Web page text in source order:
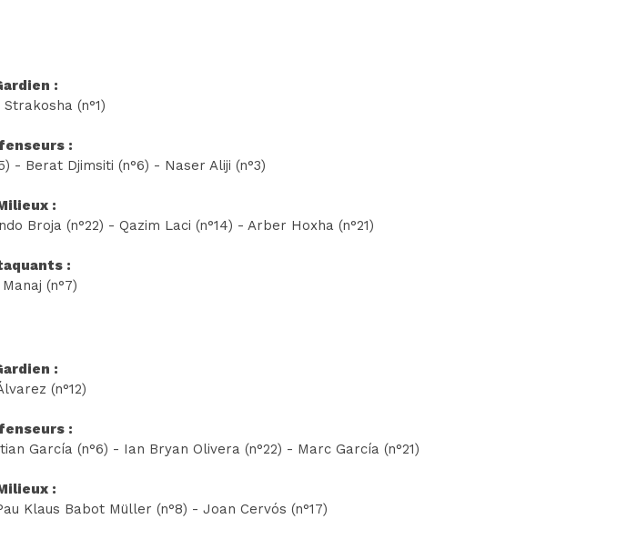
:
(n°1)
:
- Berat Djimsiti (n°6) - Naser Aliji (n°3)
:
Broja (n°22) - Qazim Laci (n°14) - Arber Hoxha (n°21)
:
(n°7)
:
(n°12)
:
García (n°6) - Ian Bryan Olivera (n°22) - Marc García (n°21)
:
Klaus Babot Müller (n°8) - Joan Cervós (n°17)